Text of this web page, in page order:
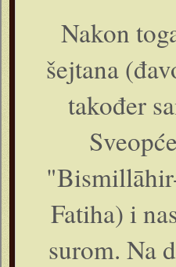
Nakon
šejtana
također
Fatiha) i
surom. Na